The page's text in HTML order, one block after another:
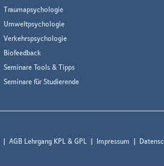
Traumapsychologie
Umweltpsychologie
Verkehrspsychologie
Biofeedback
Seminare Tools & Tipps
Seminare für Studierende
AGB Lehrgang KPL & GPL Impressum